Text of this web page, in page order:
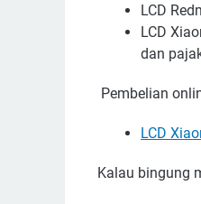
LCD
LCD
dan
Pembelian
LCD
Kalau bingung